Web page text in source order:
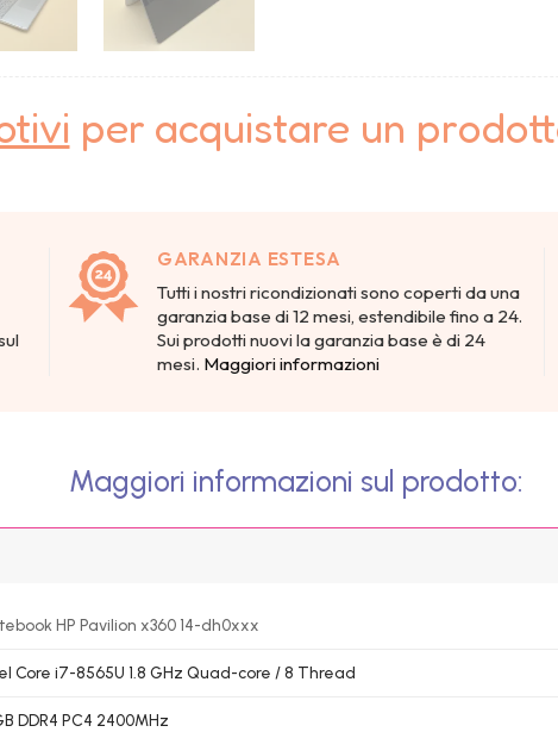
per acquistare un
GARANZIA ESTESA
Tutti i nostri ricondizionati sono coperti da una
garanzia base di 12 mesi, estendibile fino a 24.
Sui prodotti nuovi la garanzia base è di 24
mesi. Maggiori informazioni
Maggiori informazioni sul prodotto:
HP Pavilion x360 14-dh0xxx
Core i7-8565U 1.8 GHz Quad-core / 8 Thread
DDR4 PC4 2400MHz